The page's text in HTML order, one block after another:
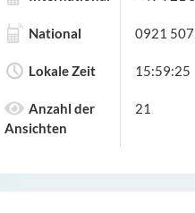
National 0921
Lokale Zeit 15:59:25
Anzahl der
Ansichten
21